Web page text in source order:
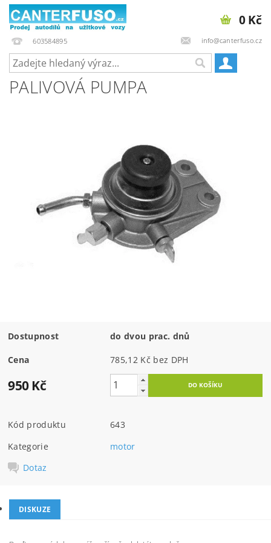
603584895 info@canterfuso.cz
0 Kč
PALIVOVÁ PUMPA
Dostupnost do dvou prac. dnů
Cena 785,12 Kč bez DPH
950 Kč
Kód produktu
643
Kategorie
motor
Dotaz
DISKUZE